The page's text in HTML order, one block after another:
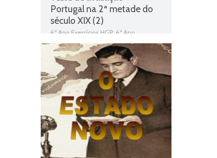
Portugal na 2ª metade do
século XIX (2)
6º Ano Exercícios HGP 6º Ano
Portugal ,História e Geografia de
Portugal, Portugal na 2ª metade do
século XIX,
Portugal na 2ª metade do
século XIX (2)
Portugal na segunda
metade do século XIX,Teste de
Avaliação, Teste Diagnóstico 6º Ano
HGP,Vida na cidade ,Vida no campo